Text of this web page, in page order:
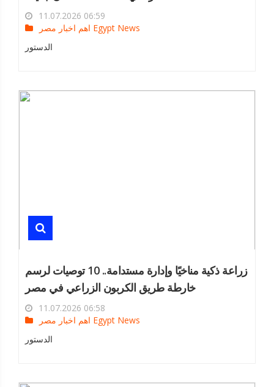
11.07.2026 06:59
اهم اخبار مصر Egypt News
الدستور
زراعة ذكية مناخيًا وإدارة مستدامة.. 10 توصيات لرسم
خارطة طريق الكربون الزراعي في مصر
11.07.2026 06:58
اهم اخبار مصر Egypt News
الدستور